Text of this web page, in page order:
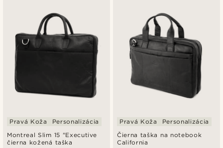
Montreal Slim 15 "Executive
čierna kožená taška
Pravá Koža Personalizácia
Čierna taška na notebook
California
Pravá Koža Personalizácia